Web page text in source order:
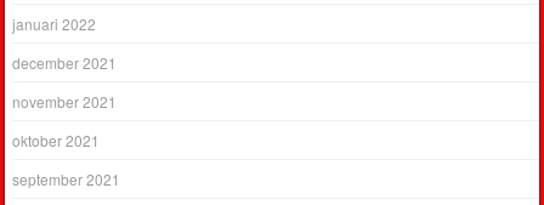
januari 2022
december 2021
november 2021
oktober 2021
september 2021